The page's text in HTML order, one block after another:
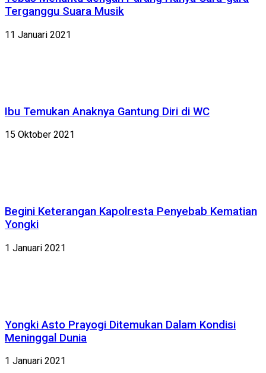
Terganggu Suara Musik
11 Januari 2021
Ibu Temukan Anaknya Gantung Diri di WC
15 Oktober 2021
Begini Keterangan Kapolresta Penyebab Kematian
Yongki
1 Januari 2021
Yongki Asto Prayogi Ditemukan Dalam Kondisi
Meninggal Dunia
1 Januari 2021